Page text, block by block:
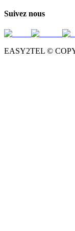
Suivez nous
EASY2TEL ©